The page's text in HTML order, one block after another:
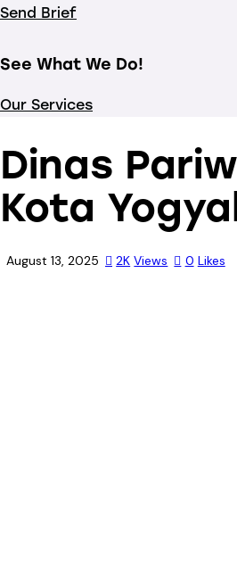
Send Brief
See What We Do!
Our Services
Dinas
Kota
August 13, 2025 2K Views 0 Likes